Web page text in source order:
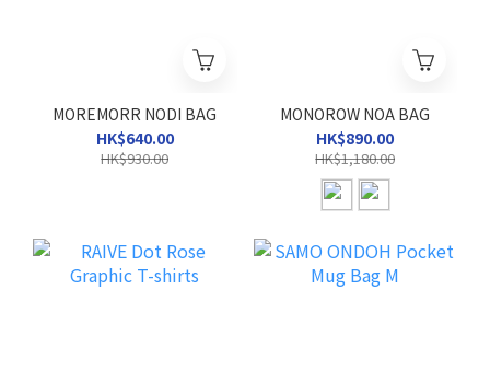
MOREMORR NODI BAG
HK$640.00
HK$930.00
MONOROW NOA BAG
HK$890.00
HK$1,180.00